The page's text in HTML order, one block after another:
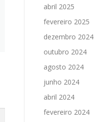
abril 2025
fevereiro 2025
dezembro 2024
outubro 2024
agosto 2024
junho 2024
abril 2024
fevereiro 2024